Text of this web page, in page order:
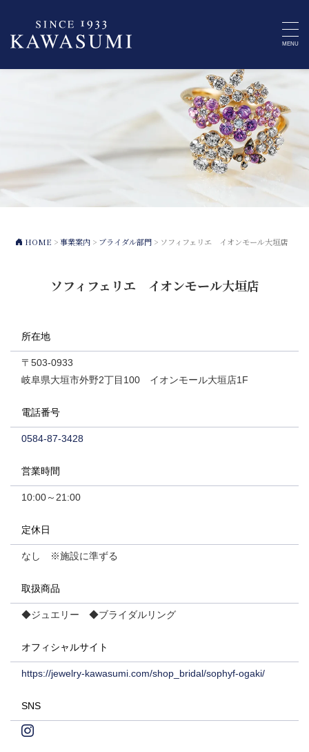
MENU
HOME >事業案内> ブライダル部門> ソフィフェリエ イオンモール大垣店
ソフィフェリエ イオンモール大垣店
所在地
〒503-0933
岐阜県大垣市外野2丁目100 イオンモール大垣店1F
電話番号
0584-87-3428
営業時間
10:00～21:00
定休日
なし ※施設に準ずる
取扱商品
◆ジュエリー ◆ブライダルリング
オフィシャルサイト
https://jewelry-kawasumi.com/shop_bridal/sophyf-ogaki/
SNS